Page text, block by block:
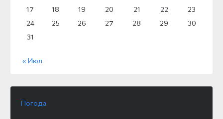
17
18 19 20 21 22
23
24
25 26 27 28 29
30
31
« Июл
Погода